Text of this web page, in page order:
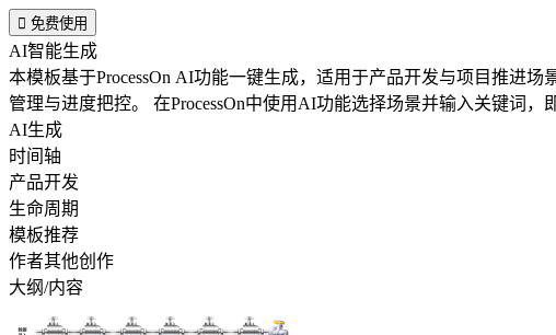
 免费使用
AI智能生成
本模板基于ProcessOn AI功能一键生成，适用于产品开发与项目推进
管理与进度把控。 在ProcessOn中使用AI功能选择场景并输
AI生成
时间轴
产品开发
生命周期
模板推荐
作者其他创作
大纲/内容